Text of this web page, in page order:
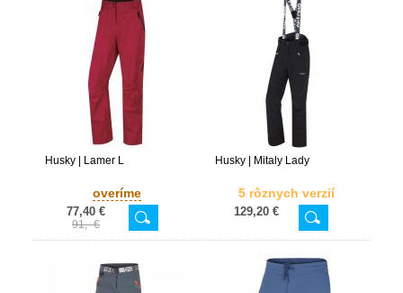
Husky | Lamer L
overíme
77,40 €
91,- €
Husky | Mitaly Lady
5 rôznych verzií
129,20 €